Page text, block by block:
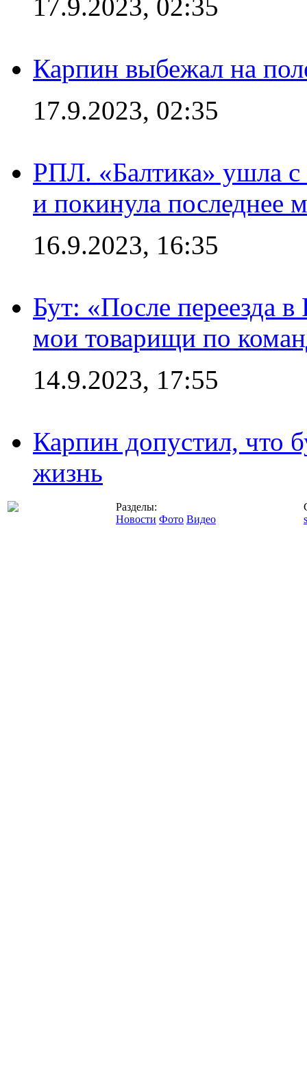
17.9.2023, 02:35
Карпин выбежал на
17.9.2023, 02:35
РПЛ. «Балтика» ушла с
и покинула последнее
16.9.2023, 16:35
Бут: «После переезда
мои товарищи по
14.9.2023, 17:55
Карпин допустил, что
жизнь
Разделы:
Новости Фото Видео